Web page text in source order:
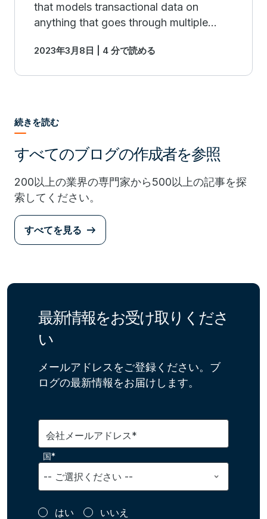
that models transactional data on
anything that goes through multiple
Read more.
2023年3月8日 | 4 分で読める
続きを読む
すべてのブログの作成者を参照
200以上の業界の専門家から500以上の記事を探
索してください。
すべてを見る
最新情報をお受け取りくださ
い
メールアドレスをご登録ください。ブ
ログの最新情報をお届けします。
会社メールアドレス*
国*
はい いいえ